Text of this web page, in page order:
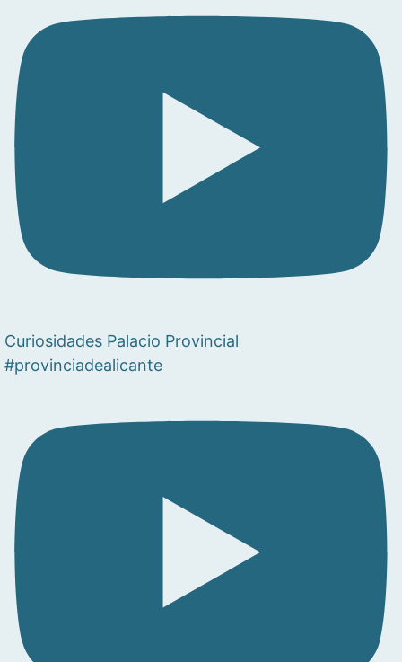
Curiosidades Palacio Provincial
#provinciadealicante